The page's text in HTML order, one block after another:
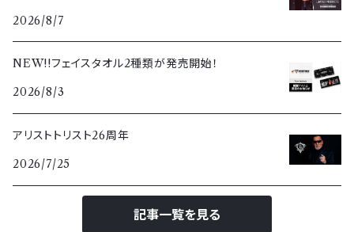
2026/8/7
NEW!!フェイスタオル2種類が発売開始！
2026/8/3
アリストトリスト26周年
2026/7/25
記事一覧を見る